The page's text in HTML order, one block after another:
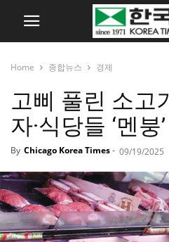
Home 종합뉴스 경제
고삐 풀린 소고
자·식당들 ‘멘붕’
By Chicago Korea Times- 09/19/2025